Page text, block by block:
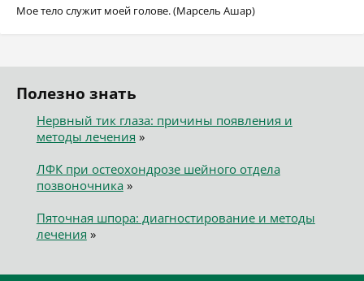
Мое тело служит моей голове. (Марсель Ашар)
Полезно знать
Нервный тик глаза: причины появления и
методы лечения »
ЛФК при остеохондрозе шейного отдела
позвоночника»
Пяточная шпора: диагностирование и методы
лечения »